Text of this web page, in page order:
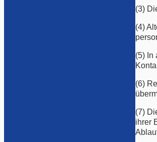
(3)
(4)
(5) In
(6)
(7)
ihrer